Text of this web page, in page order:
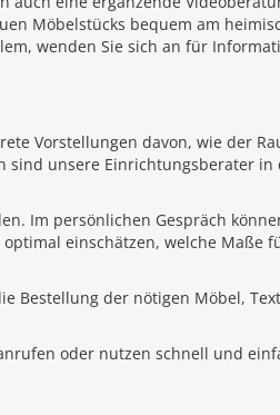
Möbelstücks bequem am
wenden Sie sich an für
Vorstellungen davon, wie der
sind unsere Einrichtungsberater in
Im persönlichen Gespräch
einschätzen, welche Maße
Bestellung der nötigen Möbel,
oder nutzen schnell und